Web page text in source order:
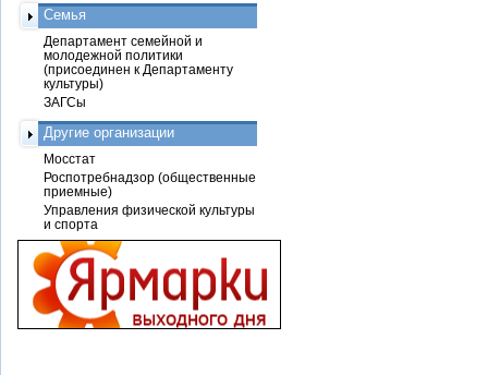
Семья
Департамент семейной и
молодежной политики
(присоединен к Департаменту
культуры)
ЗАГСы
Другие организации
Мосстат
Роспотребнадзор (общественные
приемные)
Управления физической культуры
и спорта